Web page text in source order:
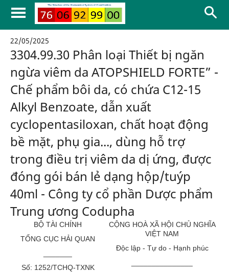
22/05/2025
3304.99.30 Phân loại Thiết bị ngăn
ngừa viêm da ATOPSHIELD FORTE” -
Chế phẩm bôi da, có chứa C12-15
Alkyl Benzoate, dẫn xuất
cyclopentasiloxan, chất hoạt động
bề mặt, phụ gia..., dùng hỗ trợ
trong điều trị viêm da dị ứng, được
đóng gói bán lẻ dạng hộp/tuýp
40ml - Công ty cổ phần Dược phẩm
Trung ương Codupha
BỘ TÀI CHÍNH
TỔNG CỤC HẢI QUAN
Số: 1252/TCHQ-TXNK
CỘNG HOÀ XÃ HỘI CHỦ NGHĨA
VIỆT NAM
Độc lập - Tự do - Hạnh phúc